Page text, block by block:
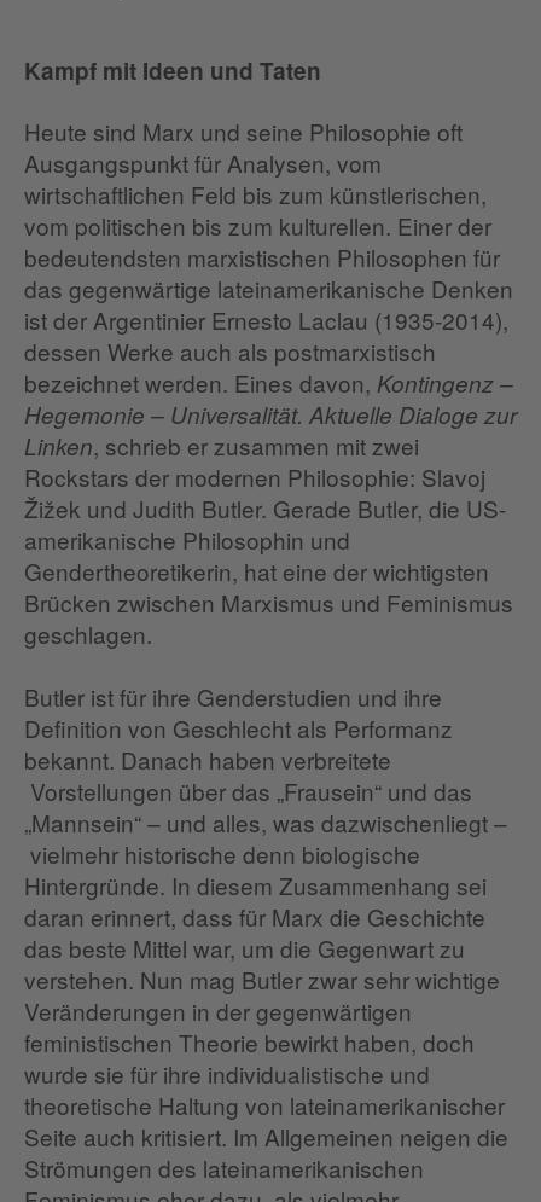
Kampf mit Ideen und Taten
Heute sind Marx und seine Philosophie oft
Ausgangspunkt für Analysen, vom
wirtschaftlichen Feld bis zum künstlerischen,
vom politischen bis zum kulturellen. Einer der
bedeutendsten marxistischen Philosophen für
das gegenwärtige lateinamerikanische Denken
ist der Argentinier Ernesto Laclau (1935-2014),
dessen Werke auch als postmarxistisch
bezeichnet werden. Eines davon, Kontingenz –
Hegemonie – Universalität. Aktuelle Dialoge zur
Linken, schrieb er zusammen mit zwei
Rockstars der modernen Philosophie: Slavoj
Žižek und Judith Butler. Gerade Butler, die US-
amerikanische Philosophin und
Gendertheoretikerin, hat eine der wichtigsten
Brücken zwischen Marxismus und Feminismus
geschlagen.
Butler ist für ihre Genderstudien und ihre
Definition von Geschlecht als Performanz
bekannt. Danach haben verbreitete
Vorstellungen über das „Frausein“ und das
„Mannsein“ – und alles, was dazwischenliegt –
vielmehr historische denn biologische
Hintergründe. In diesem Zusammenhang sei
daran erinnert, dass für Marx die Geschichte
das beste Mittel war, um die Gegenwart zu
verstehen. Nun mag Butler zwar sehr wichtige
Veränderungen in der gegenwärtigen
feministischen Theorie bewirkt haben, doch
wurde sie für ihre individualistische und
theoretische Haltung von lateinamerikanischer
Seite auch kritisiert. Im Allgemeinen neigen die
Strömungen des lateinamerikanischen